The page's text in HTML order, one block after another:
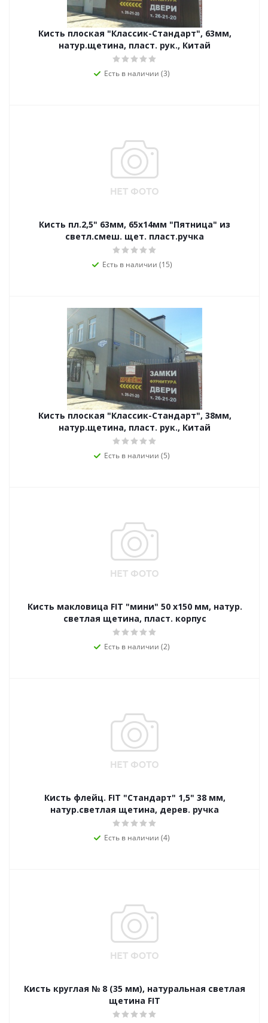
Кисть плоская "Классик-Стандарт", 63мм,
натур.щетина, пласт. рук., Китай
Есть в наличии (3)
Кисть пл.2,5" 63мм, 65х14мм "Пятница" из
светл.смеш. щет. пласт.ручка
Есть в наличии (15)
Кисть плоская "Классик-Стандарт", 38мм,
натур.щетина, пласт. рук., Китай
Есть в наличии (5)
Кисть макловица FIT "мини" 50 x150 мм, натур.
светлая щетина, пласт. корпус
Есть в наличии (2)
Кисть флейц. FIT "Стандарт" 1,5" 38 мм,
натур.светлая щетина, дерев. ручка
Есть в наличии (4)
Кисть круглая № 8 (35 мм), натуральная светлая
щетина FIT